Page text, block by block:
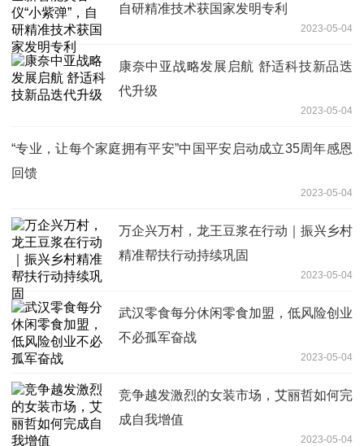
自研精准技术获国家发明专利
2023-05-04
康奈中亚战略发展启航 舒适科技新品迭
代升级
2023-05-04
“专业，让每个家庭拥有平安”中国平安启动成立35周年感恩
回馈
2023-05-04
万企兴万村，龙王豆浆在行动｜振兴乡村
精准帮扶行动持续巩固
2023-05-04
武汉零食每分休闲零食加盟，低风险创业
不必孤军奋战
2023-05-04
竞争越发激烈的女装市场，艾丽哲如何完
成自我增值
2023-05-04